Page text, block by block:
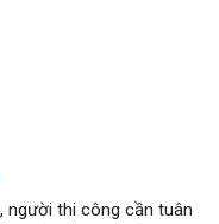
người thi công cần tuân